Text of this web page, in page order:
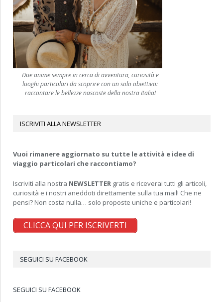
Due anime sempre in cerca di avventura, curiosità e
luoghi particolari da scoprire con un solo obiettivo:
raccontare le bellezze nascoste della nostra Italia!
ISCRIVITI ALLA NEWSLETTER
Vuoi rimanere aggiornato su tutte le attività e idee di
viaggio particolari che raccontiamo?
Iscriviti alla nostra NEWSLETTER gratis e riceverai tutti gli articoli,
curiosità e i nostri aneddoti direttamente sulla tua mail! Che ne
pensi? Non costa nulla… solo proposte uniche e particolari!
CLICCA QUI PER ISCRIVERTI
SEGUICI SU FACEBOOK
SEGUICI SU FACEBOOK